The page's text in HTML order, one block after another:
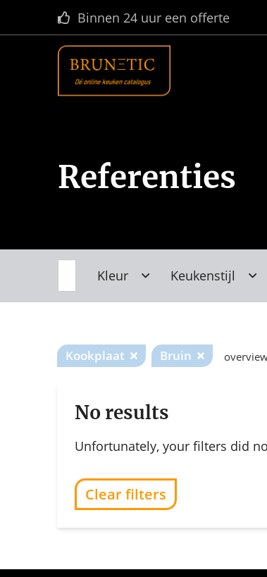
Referenties
Kleur Keukenstijl
Kookplaat Bruin
No results
Unfortunately, your filters did
Clear filters
Grootste online keukenplatform